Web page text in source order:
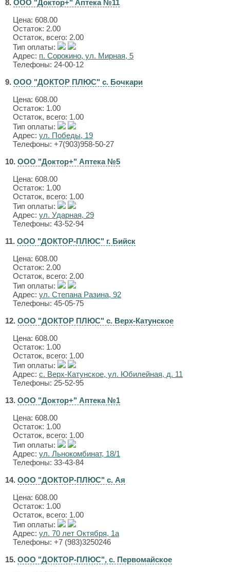
8. ООО "Доктор+" Аптека №11
Цена: 608.00
Остаток: 2.00
Остаток, всего: 2.00
Тип оплаты:
Адрес: п. Сорокино, ул. Мирная, 5
Телефоны: 24-00-12
9. ООО "ДОКТОР ПЛЮС" с. Бочкари
Цена: 608.00
Остаток: 1.00
Остаток, всего: 1.00
Тип оплаты:
Адрес: ул. Победы, 19
Телефоны: +7(903)958-50-27
10. ООО "Доктор+" Аптека №5
Цена: 608.00
Остаток: 1.00
Остаток, всего: 1.00
Тип оплаты:
Адрес: ул. Ударная, 29
Телефоны: 43-52-94
11. ООО "ДОКТОР-ПЛЮС" г. Бийск
Цена: 608.00
Остаток: 2.00
Остаток, всего: 2.00
Тип оплаты:
Адрес: ул. Степана Разина, 92
Телефоны: 45-05-75
12. ООО "ДОКТОР ПЛЮС" с. Верх-Катунское
Цена: 608.00
Остаток: 1.00
Остаток, всего: 1.00
Тип оплаты:
Адрес: с. Верх-Катунское, ул. Юбилейная, д. 11
Телефоны: 25-52-95
13. ООО "Доктор+" Аптека №1
Цена: 608.00
Остаток: 1.00
Остаток, всего: 1.00
Тип оплаты:
Адрес: ул. Льнокомбинат, 18/1
Телефоны: 33-43-84
14. ООО "ДОКТОР-ПЛЮС" с. Ая
Цена: 608.00
Остаток: 1.00
Остаток, всего: 1.00
Тип оплаты:
Адрес: ул. 70 лет Октября, 1а
Телефоны: +7 (983)3250246
15. ООО "ДОКТОР-ПЛЮС", с. Первомайское